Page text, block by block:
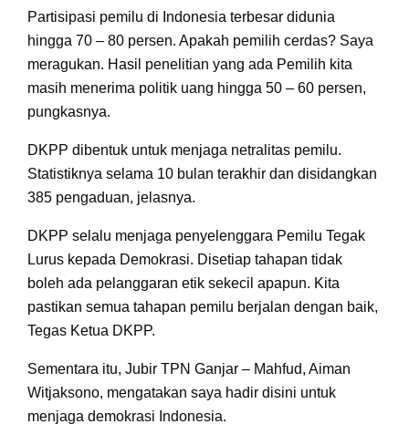
Partisipasi pemilu di Indonesia terbesar didunia
hingga 70 – 80 persen. Apakah pemilih cerdas? Saya
meragukan. Hasil penelitian yang ada Pemilih kita
masih menerima politik uang hingga 50 – 60 persen,
pungkasnya.
DKPP dibentuk untuk menjaga netralitas pemilu.
Statistiknya selama 10 bulan terakhir dan disidangkan
385 pengaduan, jelasnya.
DKPP selalu menjaga penyelenggara Pemilu Tegak
Lurus kepada Demokrasi. Disetiap tahapan tidak
boleh ada pelanggaran etik sekecil apapun. Kita
pastikan semua tahapan pemilu berjalan dengan baik,
Tegas Ketua DKPP.
Sementara itu, Jubir TPN Ganjar – Mahfud, Aiman
Witjaksono, mengatakan saya hadir disini untuk
menjaga demokrasi Indonesia.